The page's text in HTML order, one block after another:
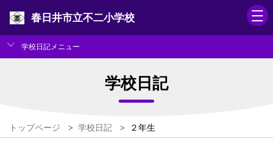
春日井市立不二小学校
学校日記メニュー
学校日記
トップページ > 学校日記 > ２年生